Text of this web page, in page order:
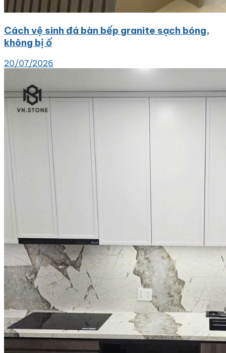
Cách vệ sinh đá bàn bếp granite sạch bóng,
không bị ố
20/07/2026